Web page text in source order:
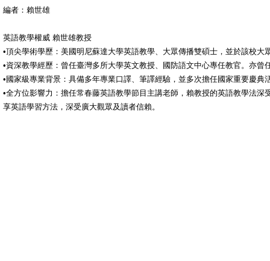
編者：賴世雄
英語教學權威 賴世雄教授
•頂尖學術學歷：美國明尼蘇達大學英語教學、大眾傳播雙碩士，並於該校大
•資深教學經歷：曾任臺灣多所大學英文教授、國防語文中心專任教官。亦
•國家級專業背景：具備多年專業口譯、筆譯經驗，並多次擔任國家重要慶典
•全方位影響力：擔任常春藤英語教學節目主講老師，賴教授的英語教學法
享英語學習方法，深受廣大觀眾及讀者信賴。